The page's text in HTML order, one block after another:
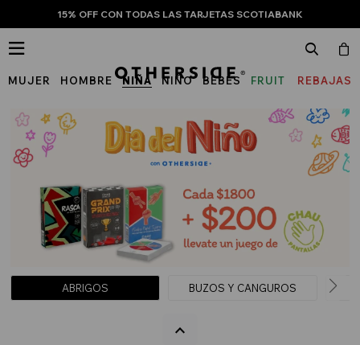
15% OFF CON TODAS LAS TARJETAS SCOTIABANK
MUJER HOMBRE NIÑA NIÑO BEBÉS
FRUIT
THE
LOOM
REBAJAS

ABRIGOS BUZOS Y CANGUROS